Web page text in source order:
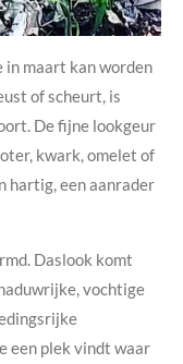
in maart kan worden
of scheurt, is
De fijne lookgeur
kwark, omelet of
hartig, een aanrader
Daslook komt
vochtige
een plek vindt waar